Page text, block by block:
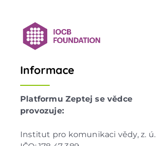
Informace
Platformu Zeptej se vědce
provozuje:
Institut pro komunikaci vědy, z. ú.